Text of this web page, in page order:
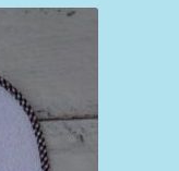
gekozen
worden
op